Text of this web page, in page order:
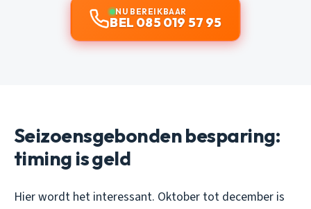
NU BEREIKBAAR
BEL 085 019 57 95
Seizoensgebonden besparing:
timing is geld
Hier wordt het interessant. Oktober tot december is